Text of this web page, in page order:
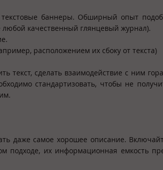
баннеры. Обширный опыт
любой качественный глянцевый журнал).
расположением их сбоку от текста)
текст, сделать взаимодействие с ним
стандартизовать, чтобы не
даже самое хорошее описание.
их информационная емкость